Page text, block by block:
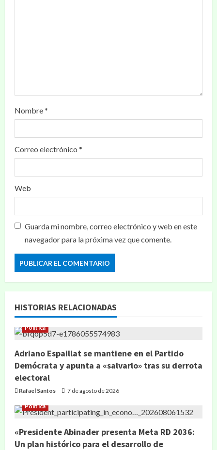
Nombre*
Correo electrónico *
Web
Guarda mi nombre, correo electrónico y web en este
navegador para la próxima vez que comente.
HISTORIAS RELACIONADAS
Política
Adriano Espaillat se mantiene en el Partido
Demócrata y apunta a «salvarlo» tras su derrota
electoral
Rafael Santos 7 de agosto de 2026
Política
«Presidente Abinader presenta Meta RD 2036:
Un plan histórico para el desarrollo de